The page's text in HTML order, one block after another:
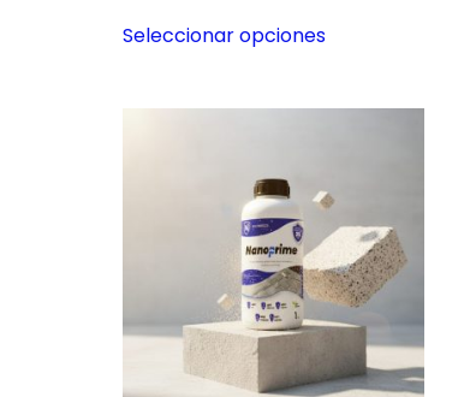
Seleccionar opciones